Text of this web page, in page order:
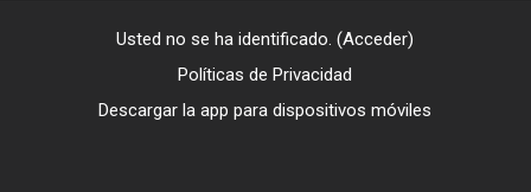
Usted no se ha identificado. (Acceder)
Políticas de Privacidad
Descargar la app para dispositivos móviles